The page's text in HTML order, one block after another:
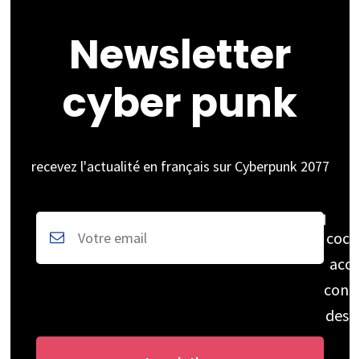
Newsletter
cyber punk
recevez l'actualité en français sur Cyberpunk 2077
des